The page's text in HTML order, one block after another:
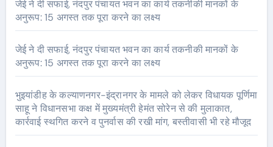
जेई ने दी सफाई, नंदपुर पंचायत भवन का कार्य तकनीकी मानकों के
अनुरूप: 15 अगस्त तक पूरा करने का लक्ष्य
जेई ने दी सफाई, नंदपुर पंचायत भवन का कार्य तकनीकी मानकों के
अनुरूप: 15 अगस्त तक पूरा करने का लक्ष्य
भुइयांडीह के कल्याणनगर-इंद्रानगर के मामले को लेकर विधायक पूर्णिमा
साहू ने विधानसभा कक्ष में मुख्यमंत्री हेमंत सोरेन से की मुलाकात,
कार्रवाई स्थगित करने व पुनर्वास की रखी मांग, बस्तीवासी भी रहे मौजूद